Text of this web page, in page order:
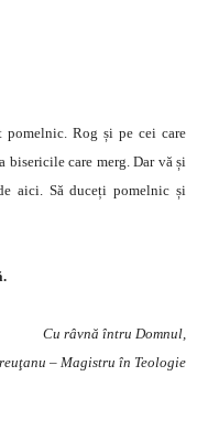
pomelnic. Rog și pe cei care
care merg. Dar vă și
aici. Să duceți pomelnic și
Cu râvnă întru Domnul,
– Magistru în Teologie